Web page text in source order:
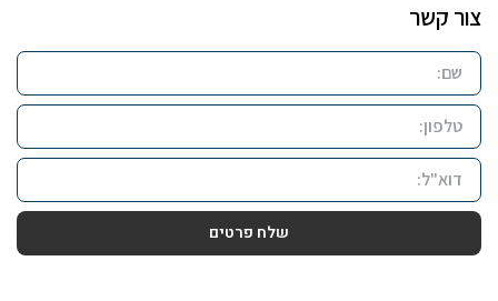
צור קשר
שלח פרטים